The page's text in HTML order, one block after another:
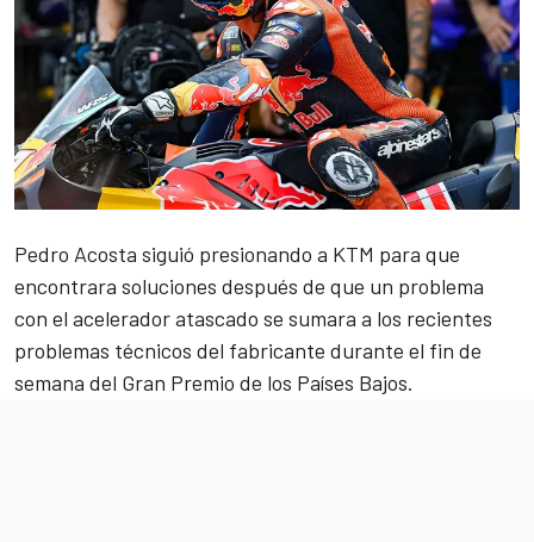
Pedro Acosta siguió presionando a KTM para que
encontrara soluciones después de que un problema
con el acelerador atascado se sumara a los recientes
problemas técnicos del fabricante durante el fin de
semana del Gran Premio de los Países Bajos.